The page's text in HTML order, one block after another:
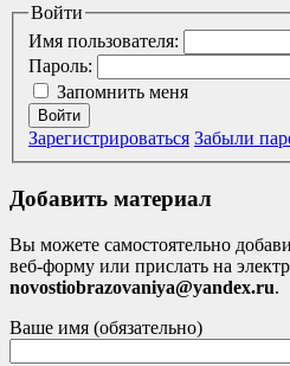
Войти
Имя пользователя:
Пароль:
Запомнить меня
Войти
Зарегистрироваться Забыли
Добавить материал
Вы можете самостоятельно
веб-форму или прислать на
novostiobrazovaniya@yandex.ru.
Ваше имя (обязательно)